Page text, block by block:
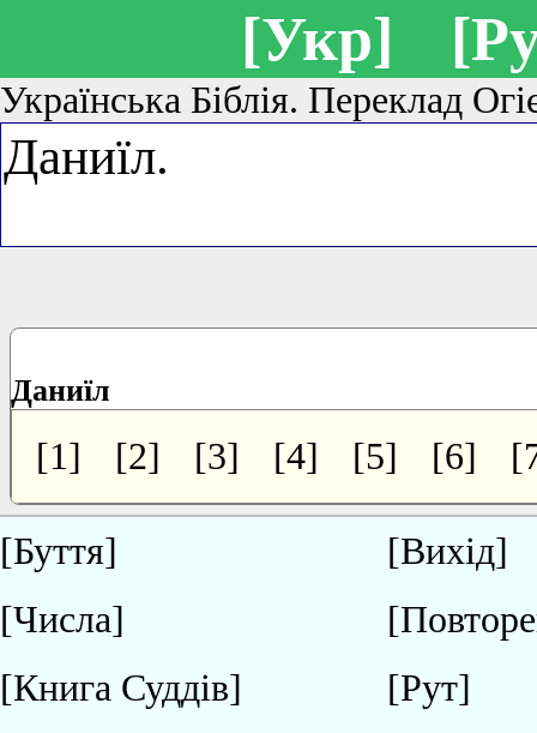
[Укр]
Українська Біблія. Переклад
Даниїл
[1] [2] [3] [4] [5] [6]
[Буття]
[Вихід]
[Числа]
[Книга Суддів]
[Рут]